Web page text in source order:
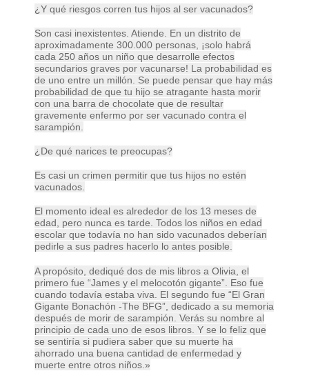
¿Y qué riesgos corren tus hijos al ser vacunados?
Son casi inexistentes. Atiende. En un distrito de
aproximadamente 300.000 personas, ¡solo habrá
cada 250 años un niño que desarrolle efectos
secundarios graves por vacunarse! La probabilidad es
de uno entre un millón. Se puede pensar que hay más
probabilidad de que tu hijo se atragante hasta morir
con una barra de chocolate que de resultar
gravemente enfermo por ser vacunado contra el
sarampión.
¿De qué narices te preocupas?
Es casi un crimen permitir que tus hijos no estén
vacunados.
El momento ideal es alrededor de los 13 meses de
edad, pero nunca es tarde. Todos los niños en edad
escolar que todavía no han sido vacunados deberían
pedirle a sus padres hacerlo lo antes posible.
A propósito, dediqué dos de mis libros a Olivia, el
primero fue “James y el melocotón gigante”. Eso fue
cuando todavía estaba viva. El segundo fue “El Gran
Gigante Bonachón -The BFG”, dedicado a su memoria
después de morir de sarampión. Verás su nombre al
principio de cada uno de esos libros. Y se lo feliz que
se sentiría si pudiera saber que su muerte ha
ahorrado una buena cantidad de enfermedad y
muerte entre otros niños.»